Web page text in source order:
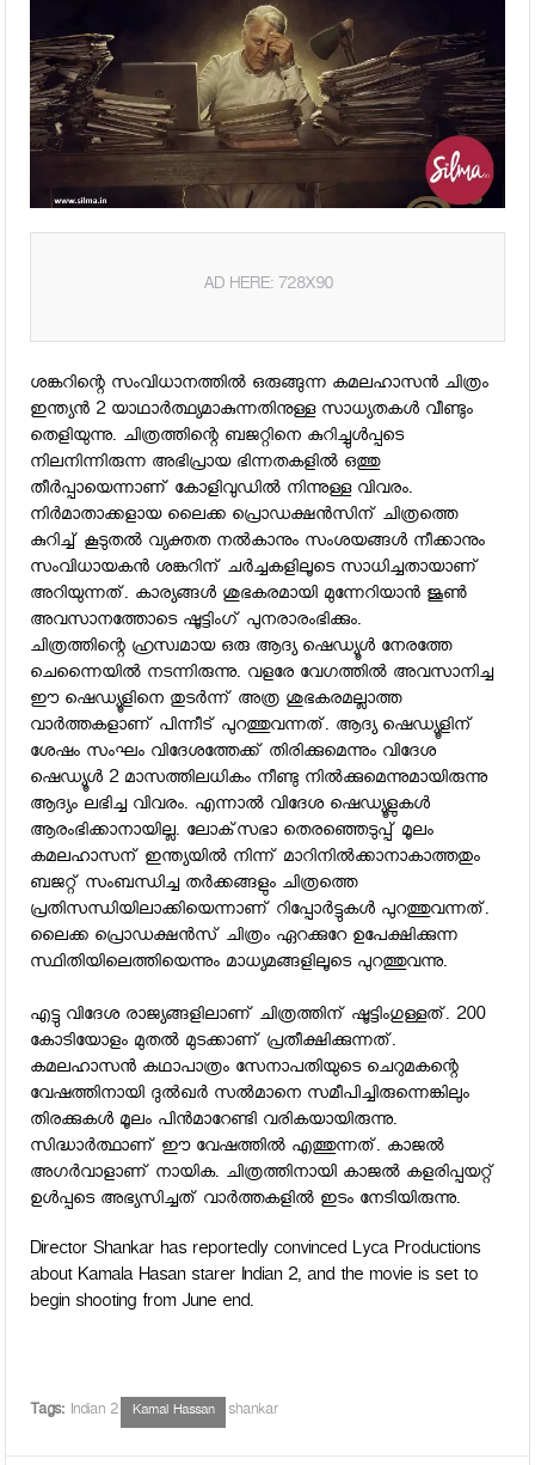
AD HERE: 728X90
ശങ്കറിന്റെ സംവിധാനത്തില്‍ ഒരുങ്ങുന്ന കമലഹാസന്‍ ചിത്രം
ഇന്ത്യന്‍ 2 യാഥാര്‍ത്ഥ്യമാകുന്നതിനുള്ള സാധ്യതകള്‍ വീണ്ടും
തെളിയുന്നു. ചിത്രത്തിന്റെ ബജറ്റിനെ കുറിച്ചുള്‍പ്പടെ
നിലനിന്നിരുന്ന അഭിപ്രായ ഭിന്നതകളില്‍ ഒത്തു
തീര്‍പ്പായെന്നാണ് കോളിവുഡില്‍ നിന്നുള്ള വിവരം.
നിര്‍മാതാക്കളായ ലൈക്ക പ്രൊഡക്ഷന്‍സിന് ചിത്രത്തെ
കുറിച്ച് കൂടുതല്‍ വ്യക്തത നല്‍കാനും സംശയങ്ങള്‍ നീക്കാനും
സംവിധായകന്‍ ശങ്കറിന് ചര്‍ച്ചകളിലൂടെ സാധിച്ചതായാണ്
അറിയുന്നത്. കാര്യങ്ങള്‍ ശുഭകരമായി മുന്നേറിയാന്‍ ജൂണ്‍
അവസാനത്തോടെ ഷൂട്ടിംഗ് പുനരാരംഭിക്കും.
ചിത്രത്തിന്റെ ഹ്രസ്വമായ ഒരു ആദ്യ ഷെഡ്യൂള്‍ നേരത്തേ
ചെന്നൈയില്‍ നടന്നിരുന്നു. വളരേ വേഗത്തില്‍ അവസാനിച്ച
ഈ ഷെഡ്യൂളിനെ തുടര്‍ന്ന് അത്ര ശുഭകരമല്ലാത്ത
വാര്‍ത്തകളാണ് പിന്നീട് പുറത്തുവന്നത്. ആദ്യ ഷെഡ്യൂളിന്
ശേഷം സംഘം വിദേശത്തേക്ക് തിരിക്കുമെന്നും വിദേശ
ഷെഡ്യൂള്‍ 2 മാസത്തിലധികം നീണ്ടു നില്‍ക്കുമെന്നുമായിരുന്നു
ആദ്യം ലഭിച്ച വിവരം. എന്നാല്‍ വിദേശ ഷെഡ്യൂളുകള്‍
ആരംഭിക്കാനായില്ല. ലോക്‌സഭാ തെരഞ്ഞെടുപ്പ് മൂലം
കമലഹാസന് ഇന്ത്യയില്‍ നിന്ന് മാറിനില്‍ക്കാനാകാത്തതും
ബജറ്റ് സംബന്ധിച്ച തര്‍ക്കങ്ങളും ചിത്രത്തെ
പ്രതിസന്ധിയിലാക്കിയെന്നാണ് റിപ്പോര്‍ട്ടുകള്‍ പുറത്തുവന്നത്.
ലൈക്ക പ്രൊഡക്ഷന്‍സ് ചിത്രം ഏറക്കുറേ ഉപേക്ഷിക്കുന്ന
സ്ഥിതിയിലെത്തിയെന്നും മാധ്യമങ്ങളിലൂടെ പുറത്തുവന്നു.
എട്ടു വിദേശ രാജ്യങ്ങളിലാണ് ചിത്രത്തിന് ഷൂട്ടിംഗുള്ളത്. 200
കോടിയോളം മുതല്‍ മുടക്കാണ് പ്രതീക്ഷിക്കുന്നത്.
കമലഹാസന്‍ കഥാപാത്രം സേനാപതിയുടെ ചെറുമകന്റെ
വേഷത്തിനായി ദുല്‍ഖര്‍ സല്‍മാനെ സമീപിച്ചിരുന്നെങ്കിലും
തിരക്കുകള്‍ മൂലം പിന്‍മാറേണ്ടി വരികയായിരുന്നു.
സിദ്ധാര്‍ത്ഥാണ് ഈ വേഷത്തില്‍ എത്തുന്നത്. കാജല്‍
അഗര്‍വാളാണ് നായിക. ചിത്രത്തിനായി കാജല്‍ കളരിപ്പയറ്റ്
ഉള്‍പ്പടെ അഭ്യസിച്ചത് വാര്‍ത്തകളില്‍ ഇടം നേടിയിരുന്നു.
Director Shankar has reportedly convinced Lyca Productions
about Kamala Hasan starer Indian 2, and the movie is set to
begin shooting from June end.
Tags: Indian 2 Kamal Hassan shankar